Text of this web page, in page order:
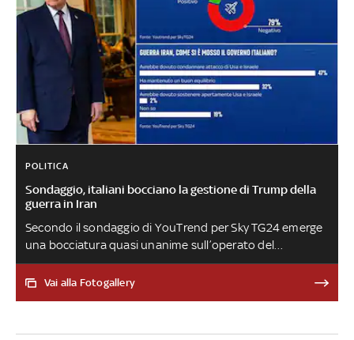
POLITICA
Sondaggio, italiani bocciano la gestione di Trump della
guerra in Iran
Secondo il sondaggio di YouTrend per Sky TG24 emerge
una bocciatura quasi unanime sull’operato del
presidente americano in Medio Oriente. Quasi metà
degli italiani avrebbe voluto una posizione più dura del
cresce. Guardando al credo religioso, l’83% di chi vota FdI
Vai alla Fotogallery